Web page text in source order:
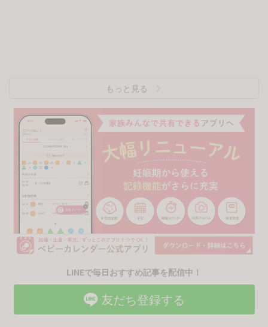
もっと見る
LINEで毎日おすすめ記事を配信中！
友だち登録する